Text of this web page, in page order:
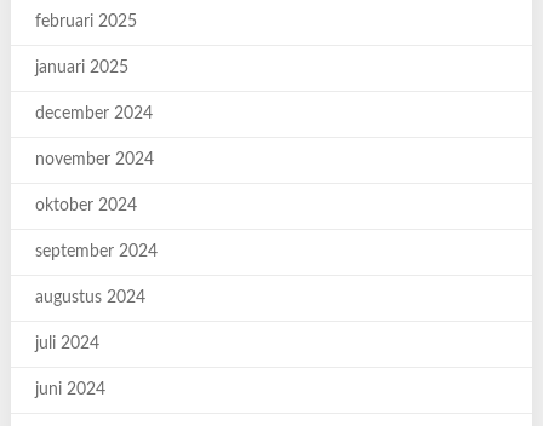
februari 2025
januari 2025
december 2024
november 2024
oktober 2024
september 2024
augustus 2024
juli 2024
juni 2024